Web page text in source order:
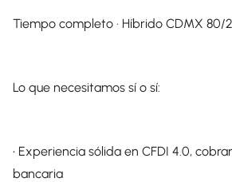
Tiempo completo · Híbrido CDMX 80/
Lo que necesitamos sí o sí:
•⁠ ⁠Experiencia sólida en CFDI 4.0,
bancaria